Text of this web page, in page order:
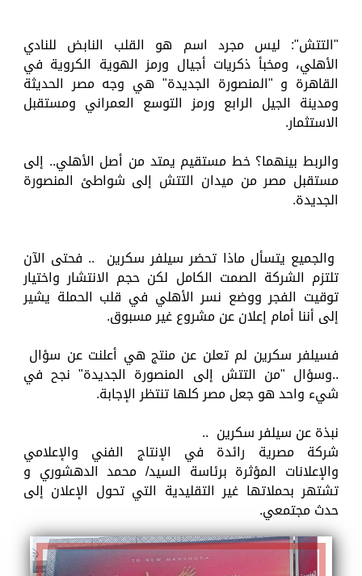
"التتش": ليس مجرد اسم هو القلب النابض للنادي
الأهلي، ومخبأ ذكريات أجيال ورمز الهوية الكروية في
القاهرة و "المنصورة الجديدة" هي وجه مصر الحديثة
ومدينة الجيل الرابع ورمز التوسع العمراني ومستقبل
الاستثمار.
والربط بينهما؟ خط مستقيم يمتد من أصل الأهلي.. إلى
مستقبل مصر من ميدان التتش إلى شواطئ المنصورة
الجديدة.
والجميع يتسأل ماذا تحضر سيلفر سكرين .. فحتى الآن
تلتزم الشركة الصمت الكامل لكن حجم الانتشار واختيار
توقيت الفجر ووضع نسر الأهلي في قلب الحملة يشير
إلى أننا أمام إعلان عن مشروع غير مسبوق.
فسيلفر سكرين لم تعلن عن منتج هي أعلنت عن سؤال
..وسؤال "من التتش إلى المنصورة الجديدة" نجح في
شيء واحد هو جعل مصر كلها تنتظر الإجابة.
نبذة عن سيلفر سكرين ..
شركة مصرية رائدة في الإنتاج الفني والإعلامي
والإعلانات المؤثرة برئاسة السيد/ محمد الدهشوري و
تشتهر بحملاتها غير التقليدية التي تحول الإعلان إلى
حدث مجتمعي.